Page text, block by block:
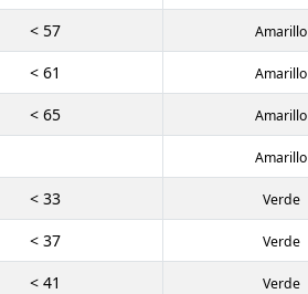
< 57 Amarillo
< 61 Amarillo
< 65 Amarillo
Amarillo
< 33 Verde
< 37 Verde
< 41 Verde